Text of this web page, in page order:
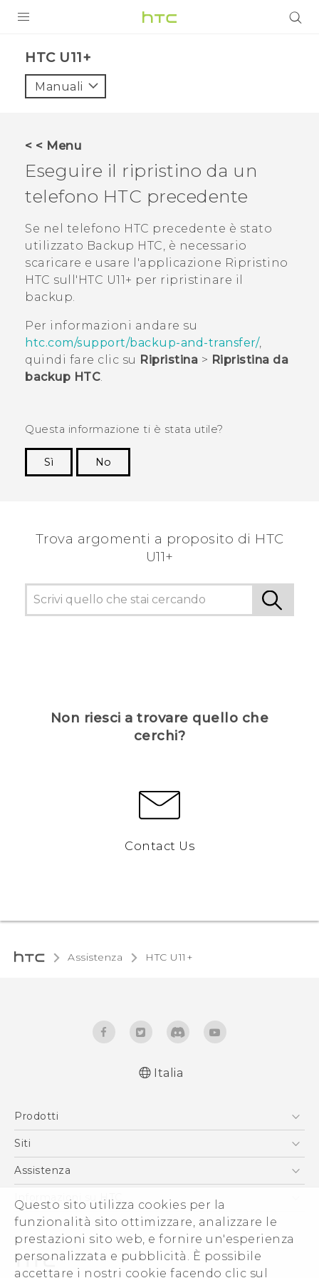
Questo sito utilizza cookies per la
funzionalità sito ottimizzare, analizzare le
prestazioni sito web, e fornire un'esperienza
personalizzata e pubblicità. È possibile
accettare i nostri cookie facendo clic sul
VIVE
VIVERSE
ASSISTENZA
Accessori e dispositivi HTC
Accesso
HTC U11+‎
Manuali
< < Menu
Eseguire il ripristino da un
telefono HTC precedente
Se nel telefono HTC precedente è stato
utilizzato Backup HTC, è necessario
scaricare e usare l'applicazione Ripristino
HTC sull' HTC U11‍+ per ripristinare il
backup.
Per informazioni andare su
htc.com/support/backup-and-transfer/,
quindi fare clic su Ripristina > Ripristina da
backup HTC.
Questa informazione ti è stata utile?
Sì
No
Trova argomenti a proposito di HTC
U11+
Non riesci a trovare quello che
cerchi?
Contact Us
Assistenza HTC U11+‎
normativa
English - Safety and regulatory guide
Italia
Prodotti
Smartphone
Vive
Accessori
Siti
HTC VIVE
Assistenza
Ecommerce Assistenza
Informazioni su HTC
ESG
Uffici Commerciali
Investitori (Inglese)